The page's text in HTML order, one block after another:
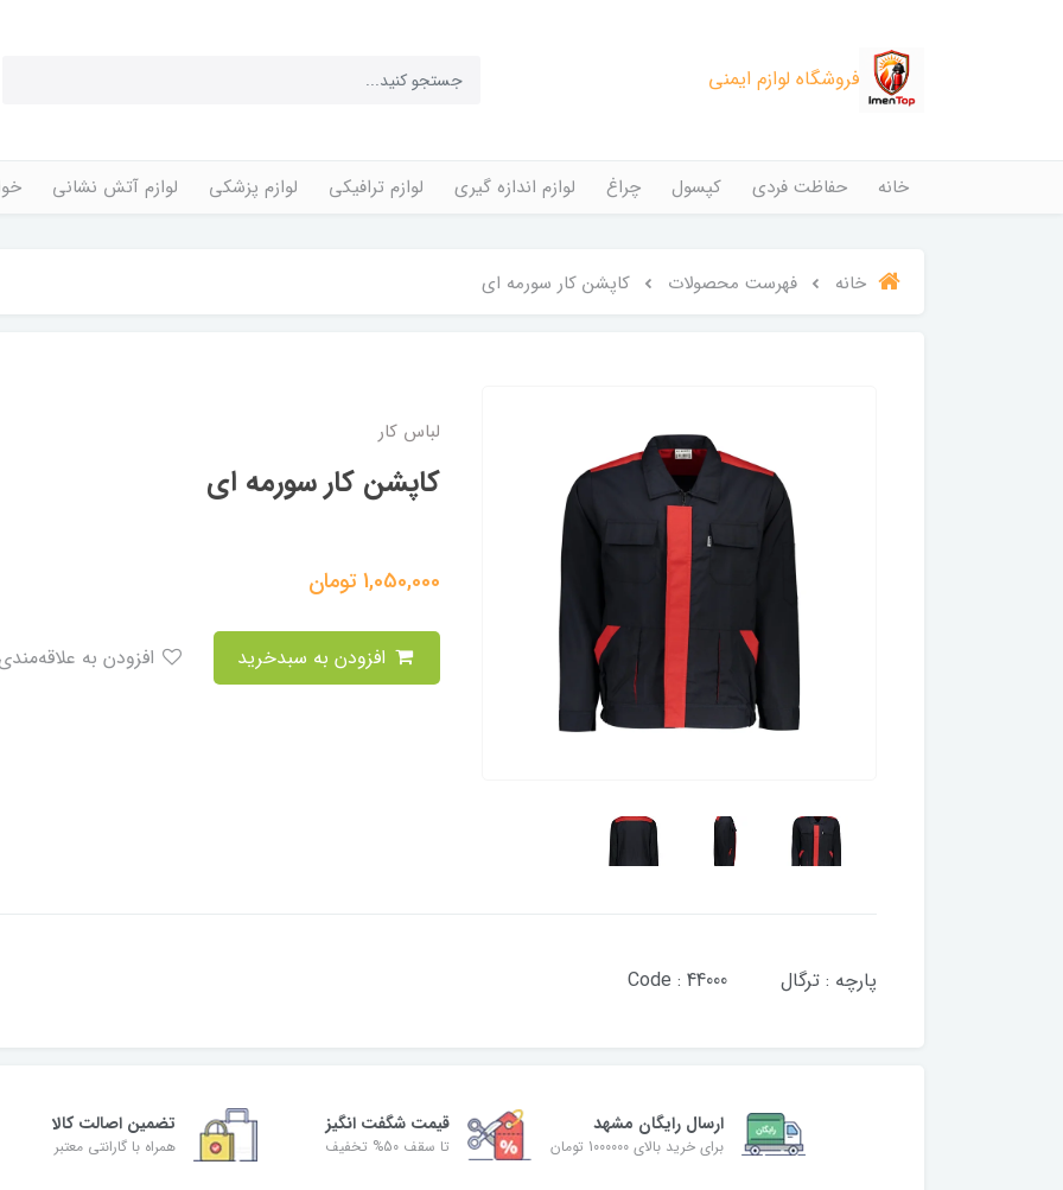
فروشگاه لوازم ایمنی
خانه حفاظت فردی کپسول چراغ لوازم اندازه گیری لوازم ترافیکی لوازم پزشکی لوازم آتش نشانی
خانه فهرست محصولات کاپشن کار سورمه ای
لباس کار
کاپشن کار سورمه ای
1,050,000تومان
پارچه : ترگال Code : 44000
ارسال رایگان مشهد
برای خرید بالای 1000000 تومان
قیمت شگفت‌ انگیز
تا سقف 50% تخفیف
تضمین اصالت کالا
همراه با گارانتی معتبر